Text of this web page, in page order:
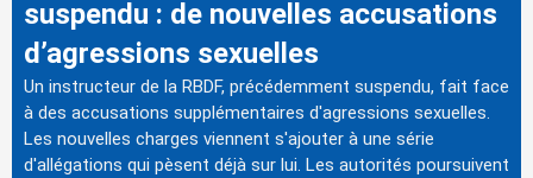
suspendu : de nouvelles accusations
d’agressions sexuelles
Un instructeur de la RBDF, précédemment suspendu, fait face
à des accusations supplémentaires d'agressions sexuelles.
Les nouvelles charges viennent s'ajouter à une série
d'allégations qui pèsent déjà sur lui. Les autorités poursuivent